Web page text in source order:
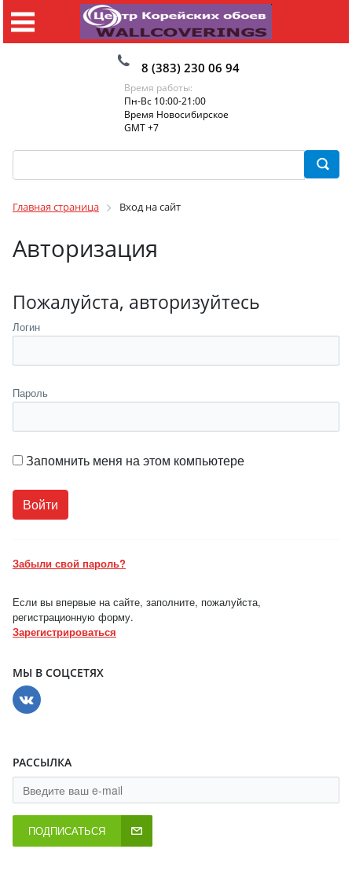
8 (383) 230 06 94
Время работы:
Пн-Вс 10:00-21:00
Время Новосибирское
GMT +7
Главная страница Вход на сайт
Авторизация
Пожалуйста, авторизуйтесь
Логин
Пароль
Запомнить меня на этом компьютере
Забыли свой пароль?
Если вы впервые на сайте, заполните, пожалуйста,
регистрационную форму.
Зарегистрироваться
МЫ В СОЦСЕТЯХ
РАССЫЛКА
ПОДПИСАТЬСЯ